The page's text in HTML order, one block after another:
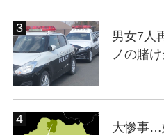
男女7人
ノの賭
大惨事…